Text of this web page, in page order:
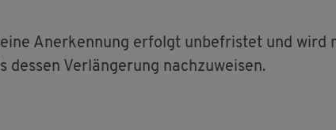
An­er­ken­nung er­folgt un­be­fris­tet und
des­sen Ver­län­ge­rung nach­zu­wei­sen.